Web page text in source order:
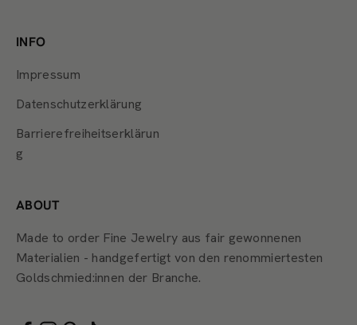
INFO
Impressum
Datenschutzerklärung
Barrierefreiheitserklärun
g
ABOUT
Made to order Fine Jewelry aus fair gewonnenen
Materialien - handgefertigt von den renommiertesten
Goldschmied:innen der Branche.